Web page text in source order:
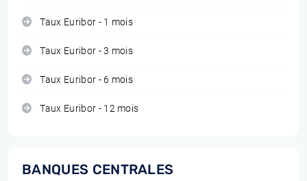
Taux Euribor - 1 mois
Taux Euribor - 3 mois
Taux Euribor - 6 mois
Taux Euribor - 12 mois
BANQUES CENTRALES